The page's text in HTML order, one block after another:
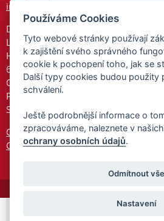
info@tajnedarky.cz
Dárkové centrum
Legionářů 2
Hodonín
695 01
Otevřeno:
Po-Pá 9-17
So 9-11:30
Ochrana osobních údajů
Cookies
Používáme Cookies
Tyto webové stránky používají
k zajištění svého správného
cookie k pochopení toho, jak se
Další typy cookies budou použity
schválení.
Ještě podrobnější informace o
zpracováváme, naleznete v našich
ochrany osobních údajů.
Odmítnout vše
Nastavení